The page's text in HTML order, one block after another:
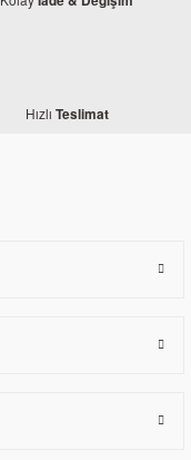
Hızlı Teslimat